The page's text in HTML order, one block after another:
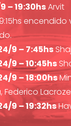
– 19:30hsArvit
9 – 7:45hs
9 – 10:45hs
9 – 18:00hs
Federico Lacroze
9 – 19:32hs